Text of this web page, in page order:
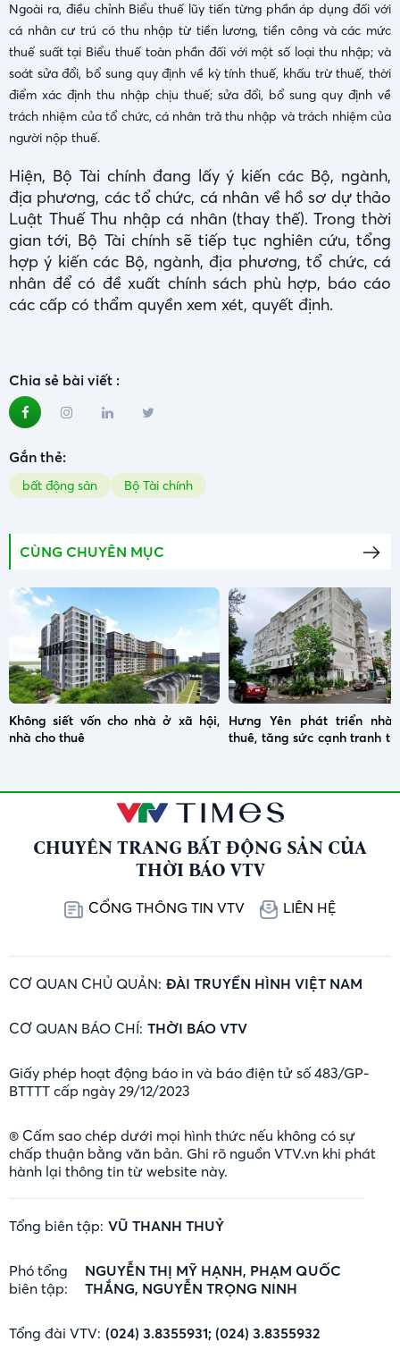
Ngoài ra, điều chỉnh Biểu thuế lũy tiến từng phần áp dụng đối với
cá nhân cư trú có thu nhập từ tiền lương, tiền công và các mức
thuế suất tại Biểu thuế toàn phần đối với một số loại thu nhập; và
soát sửa đổi, bổ sung quy định về kỳ tính thuế, khấu trừ thuế, thời
điểm xác định thu nhập chịu thuế; sửa đổi, bổ sung quy định về
trách nhiệm của tổ chức, cá nhân trả thu nhập và trách nhiệm của
người nộp thuế.
Hiện, Bộ Tài chính đang lấy ý kiến các Bộ, ngành,
địa phương, các tổ chức, cá nhân về hồ sơ dự thảo
Luật Thuế Thu nhập cá nhân (thay thế). Trong thời
gian tới, Bộ Tài chính sẽ tiếp tục nghiên cứu, tổng
hợp ý kiến các Bộ, ngành, địa phương, tổ chức, cá
nhân để có đề xuất chính sách phù hợp, báo cáo
các cấp có thẩm quyền xem xét, quyết định.
Chia sẻ bài viết :
Gắn thẻ:
bất động sản Bộ Tài chính
CÙNG CHUYÊN MỤC
Không siết vốn cho nhà ở xã hội,
nhà cho thuê
Hưng Yên phát triển
thuê, tăng sức cạnh tranh
CHUYÊN TRANG BẤT ĐỘNG SẢN CỦA
THỜI BÁO VTV
CỔNG THÔNG TIN VTV LIÊN HỆ
CƠ QUAN CHỦ QUẢN: ĐÀI TRUYỀN HÌNH VIỆT NAM
CƠ QUAN BÁO CHÍ: THỜI BÁO VTV
Giấy phép hoạt động báo in và báo điện tử số 483/GP-
BTTTT cấp ngày 29/12/2023
® Cấm sao chép dưới mọi hình thức nếu không có sự
chấp thuận bằng văn bản. Ghi rõ nguồn VTV.vn khi phát
hành lại thông tin từ website này.
Tổng biên tập: VŨ THANH THUỶ
Phó tổng
biên tập:
NGUYỄN THỊ MỸ HẠNH, PHẠM QUỐC
THẮNG, NGUYỄN TRỌNG NINH
Tổng đài VTV: (024) 3.8355931; (024) 3.8355932